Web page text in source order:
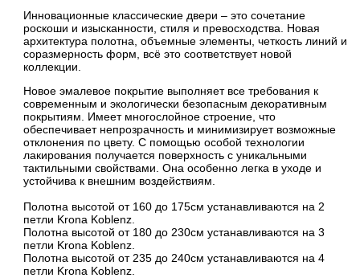
Инновационные классические двери – это сочетание
роскоши и изысканности, стиля и превосходства. Новая
архитектура полотна, объемные элементы, четкость линий и
соразмерность форм, всё это соответствует новой
коллекции.
Новое эмалевое покрытие выполняет все требования к
современным и экологически безопасным декоративным
покрытиям. Имеет многослойное строение, что
обеспечивает непрозрачность и минимизирует возможные
отклонения по цвету. С помощью особой технологии
лакирования получается поверхность с уникальными
тактильными свойствами. Она особенно легка в уходе и
устойчива к внешним воздействиям.
Полотна высотой от 160 до 175см устанавливаются на 2
петли Krona Koblenz.
Полотна высотой от 180 до 230см устанавливаются на 3
петли Krona Koblenz.
Полотна высотой от 235 до 240см устанавливаются на 4
петли Krona Koblenz.